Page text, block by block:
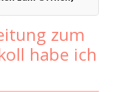
zum
habe ich